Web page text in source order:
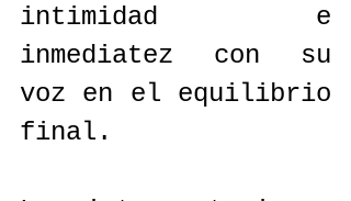
intimidad e
inmediatez con su
voz en el equilibrio
final.